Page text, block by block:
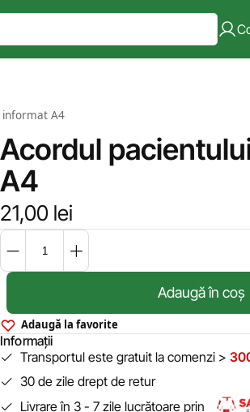
informat A4
Acordul
A4
21,00 lei
Adaugă în coș
Adaugă la favorite
Informații
Transportul este gratuit la comenzi >
30 de zile drept de retur
Livrare în 3 - 7 zile lucrătoare prin